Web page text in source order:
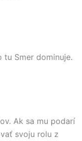
Smer dominuje.
Ak sa mu podarí
svoju rolu z